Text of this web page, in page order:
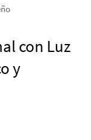
con Luz
y